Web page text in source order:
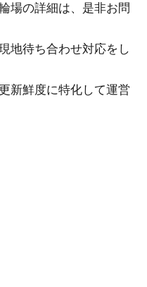
場の詳細は、是非お問
地待ち合わせ対応をし
新鮮度に特化して運営